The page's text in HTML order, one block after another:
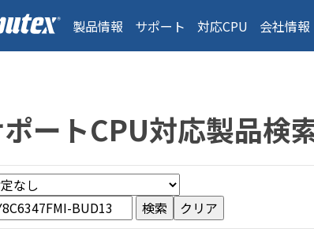
製品情報 サポート 対応CPU 会社情報
ートCPU対応製品検